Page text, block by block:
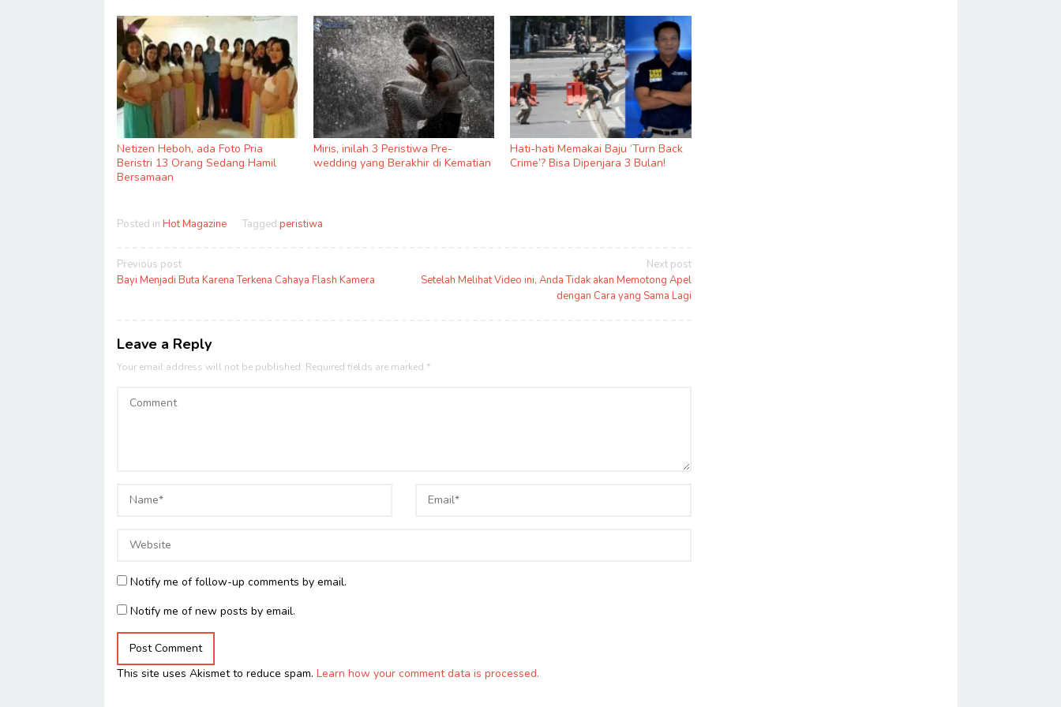
Netizen Heboh, ada Foto Pria
Beristri 13 Orang Sedang Hamil
Bersamaan
Miris, inilah 3 Peristiwa Pre-
wedding yang Berakhir di Kematian
Hati-hati Memakai Baju ‘Turn Back
Crime’? Bisa Dipenjara 3 Bulan!
Posted in Hot Magazine Tagged peristiwa
Post
navigation
Previous post
Bayi Menjadi Buta Karena Terkena Cahaya Flash Kamera
Next post
Setelah Melihat Video ini, Anda Tidak akan Memotong Apel
dengan Cara yang Sama Lagi
Leave a Reply
Your email address will not be published. Required fields are marked *
Notify me of follow-up comments by email.
Notify me of new posts by email.
This site uses Akismet to reduce spam. Learn how your comment data is processed.